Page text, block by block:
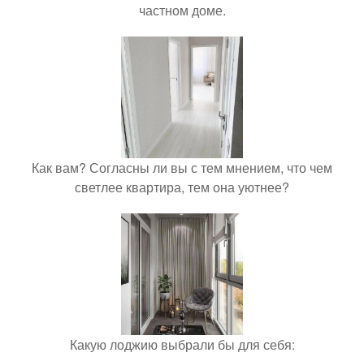
частном доме.
Как вам? Согласны ли вы с тем мнением, что чем
светлее квартира, тем она уютнее?
Какую лоджию выбрали бы для себя: